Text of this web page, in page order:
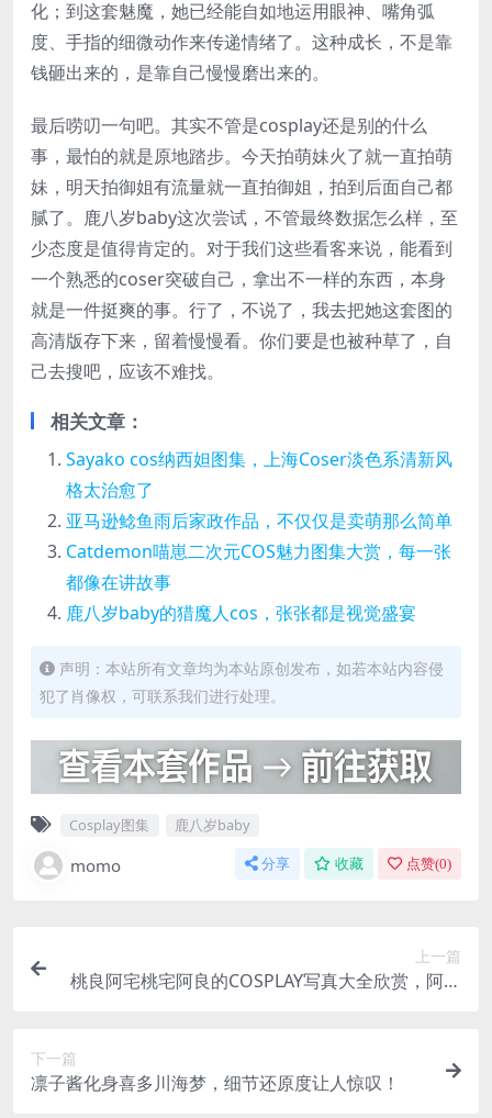
化；到这套魅魔，她已经能自如地运用眼神、嘴角弧
度、手指的细微动作来传递情绪了。这种成长，不是靠
钱砸出来的，是靠自己慢慢磨出来的。
最后唠叨一句吧。其实不管是cosplay还是别的什么
事，最怕的就是原地踏步。今天拍萌妹火了就一直拍萌
妹，明天拍御姐有流量就一直拍御姐，拍到后面自己都
腻了。鹿八岁baby这次尝试，不管最终数据怎么样，至
少态度是值得肯定的。对于我们这些看客来说，能看到
一个熟悉的coser突破自己，拿出不一样的东西，本身
就是一件挺爽的事。行了，不说了，我去把她这套图的
高清版存下来，留着慢慢看。你们要是也被种草了，自
己去搜吧，应该不难找。
相关文章：
Sayako cos纳西妲图集，上海Coser淡色系清新风
格太治愈了
亚马逊鲶鱼雨后家政作品，不仅仅是卖萌那么简单
Catdemon喵崽二次元COS魅力图集大赏，每一张
都像在讲故事
鹿八岁baby的猎魔人cos，张张都是视觉盛宴
声明：本站所有文章均为本站原创发布，如若本站内容侵
犯了肖像权，可联系我们进行处理。
Cosplay图集 鹿八岁baby
momo 分享 收藏 点赞(0)
上一篇
桃良阿宅桃宅阿良的COSPLAY写真大全欣赏，阿宅
下一篇
凛子酱化身喜多川海梦，细节还原度让人惊叹！